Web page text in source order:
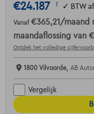
€24.187 1 ✓ BTW
Vanaf €365,21 /maand
maandaflossing van
Ontdek het volledige
1800 Vilvoorde, AB
Vergelijk